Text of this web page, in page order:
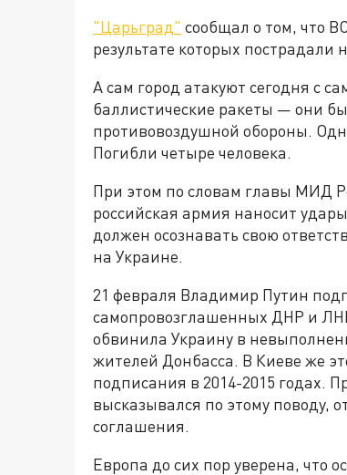
"Царьград" сообщал о том, что
результате которых пострадали
А сам город атакуют сегодня с
баллистические ракеты — они
противовоздушной обороны.
Погибли четыре человека.
При этом по словам главы МИД
российская армия наносит
должен осознавать свою
на Украине.
21 февраля Владимир Путин
самопровозглашенных ДНР и
обвинила Украину в
жителей Донбасса. В Киеве же
подписания в 2014-2015 годах.
высказывался по этому поводу,
соглашения.
Европа до сих пор уверена, что